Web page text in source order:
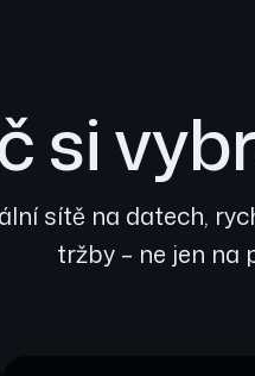
si
sítě na datech,
tržby – ne jen na